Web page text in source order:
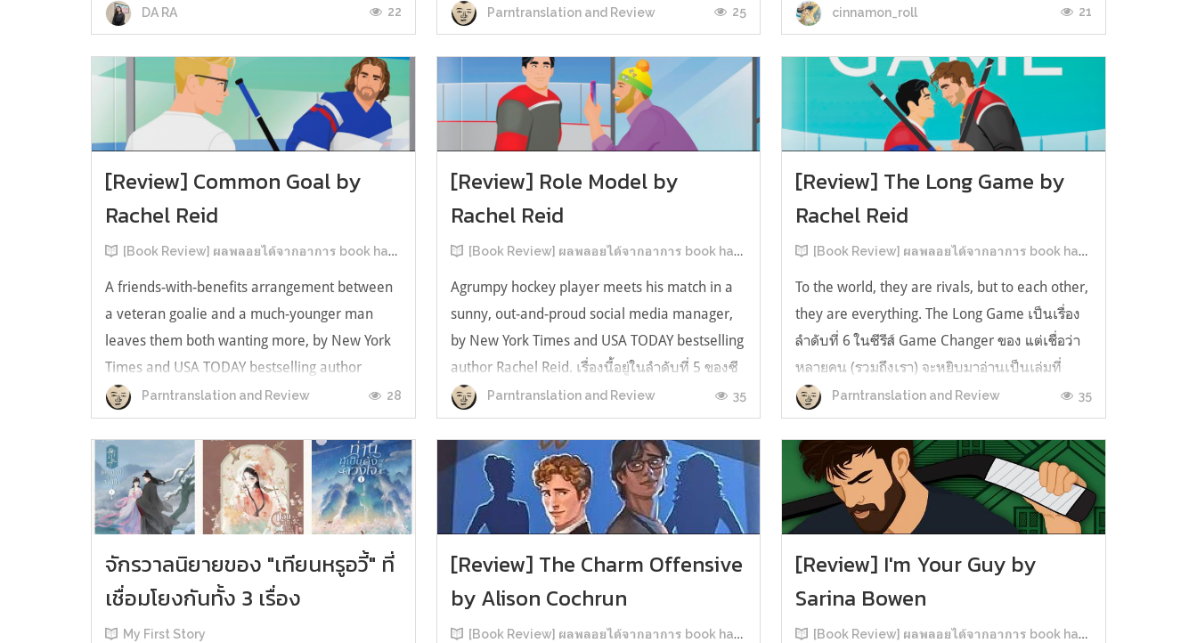
หัว 💡ไอเดียไม่ตัน ยิ่งทำงานสาย Content แนะนำ
ว่าควรมี ชอบตรงที่ไม่มีกลิ่นคาวเลย กินง่ายสุด
ตั้งแต่เคยกินน้ำมันปลามาเลย ใครที่เคยกิ...
DA RA 22
forever. This is the rest of the story. หลังอ่าน
แบบฟีลกู้ดติดๆ กันแล้ว เลยอยากได้ความแสบ
ทรวงในชีวิตบ้าง (หาเรื่อง!) เล่มนี้คู่หูเอ...
Parntranslation and Review 25
still spin your recordsแต่ฉันยังเล่นเพลงโปรดของ
คุณบนแผ่นเสียงไวนิล And You still feel like
homeในใจฉัน ตัวตนคุณก็ยังอบอ...
cinnamon_roll 21
[Review] Common Goal by
Rachel Reid
[Book Review] ผลพลอยได้จากอาการ book hangover หลังอ่านสารพัน MM Romance
A friends-with-benefits arrangement between
a veteran goalie and a much-younger man
leaves them both wanting more, by New York
Times and USA TODAY bestselling author
Rachel Reid. เป็นเรื่องลำดับที่ 4ในซีรีส์ Game
Changer และเป็นเล่มที่ 4 ที่เราหยิบมาอ่าน ใน
ที่สุดลำดับเรื่องกับลำดับที่หยิบอ่านก็ตรงกั...
Parntranslation and Review 28
[Review] Role Model by
Rachel Reid
[Book Review] ผลพลอยได้จากอาการ book hangover หลังอ่านสารพัน MM Romance
Agrumpy hockey player meets his match in a
sunny, out-and-proud social media manager,
by New York Times and USA TODAY bestselling
author Rachel Reid. เรื่องนี้อยู่ในลำดับที่ 5 ของซี
รีส์ Game Changer แต่เป็นเรื่องที่ 3 ที่เราหยิบมา
อ่าน เพราะเห็นว่าเป็นเรื่องในไทม์ไลน์เดียวกันกับ
TheLong Game ประกอบกั...
Parntranslation and Review 35
[Review] The Long Game by
Rachel Reid
[Book Review] ผลพลอยได้จากอาการ book hangover หลังอ่านสารพัน MM Romance
To the world, they are rivals, but to each other,
they are everything. The Long Game เป็นเรื่อง
ลำดับที่ 6 ในซีรีส์ Game Changer ของ แต่เชื่อว่า
หลายคน (รวมถึงเรา) จะหยิบมาอ่านเป็นเล่มที่
2หลังจากอ่าน Heated Rivalry มา555 เรื่องย่อ:
The Long Game เล่ม Long Game นี่จะเป็น
ประมาณ2 ปีหลังจาก HR จะดำเนินเ...
Parntranslation and Review 35
จักรวาลนิยายของ "เทียนหรูอวี้" ที่
เชื่อมโยงกันทั้ง 3 เรื่อง
My First Story
[Review] The Charm Offensive
by Alison Cochrun
[Book Review] ผลพลอยได้จากอาการ book hangover หลังอ่านสารพัน MM Romance
[Review] I'm Your Guy by
Sarina Bowen
[Book Review] ผลพลอยได้จากอาการ book hangover หลังอ่านสารพัน MM Romance